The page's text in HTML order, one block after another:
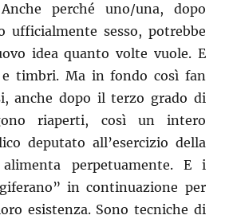
Anche perché uno/una, dopo
ufficialmente sesso, potrebbe
idea quanto volte vuole. E
timbri. Ma in fondo così fan
anche dopo il terzo grado di
riaperti, così un intero
deputato all’esercizio della
perpetuamente. E i
in continuazione per
esistenza. Sono tecniche di